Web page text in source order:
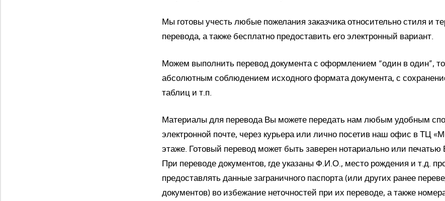
Мы готовы учесть любые пожелания заказчика относительно стиля и
перевода, а также бесплатно предоставить его электронный вариант.
Можем выполнить перевод документа с оформлением “один в один”,
абсолютным соблюдением исходного формата документа, с
таблиц и т.п.
Материалы для перевода Вы можете передать нам любым удобным
электронной почте, через курьера или лично посетив наш офис в ТЦ
этаже. Готовый перевод может быть заверен нотариально или
При переводе документов, где указаны Ф.И.О., место рождения и т.д.
предоставлять данные заграничного паспорта (или других ранее
документов) во избежание неточностей при их переводе, а также